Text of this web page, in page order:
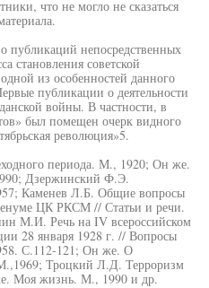
что не могло не сказаться
публикаций непосредственных
становления советской
из особенностей данного
публикации о деятельности
войны. В частности, в
был помещен очерк видного
революция»5.
периода. М., 1920; Он же.
Дзержинский Ф.Э.
Каменев Л.Б. Общие вопросы
ЦК РКСМ // Статьи и речи.
М.И. Речь на IV всероссийском
28 января 1928 г. // Вопросы
С.112-121; Он же. О
Троцкий Л.Д. Терроризм
Моя жизнь. М., 1990 и др.